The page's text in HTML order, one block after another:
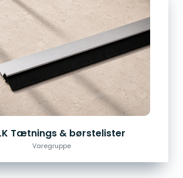
Tætnings & børstelister
Varegruppe